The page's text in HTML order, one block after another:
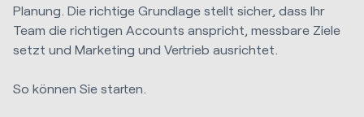
Planung. Die richtige Grundlage stellt sicher, dass Ihr
Team die richtigen Accounts anspricht, messbare Ziele
setzt und Marketing und Vertrieb ausrichtet.
So können Sie starten.